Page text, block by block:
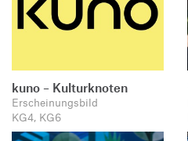
kuno – Kulturknoten
Erscheinungsbild
KG4, KG6